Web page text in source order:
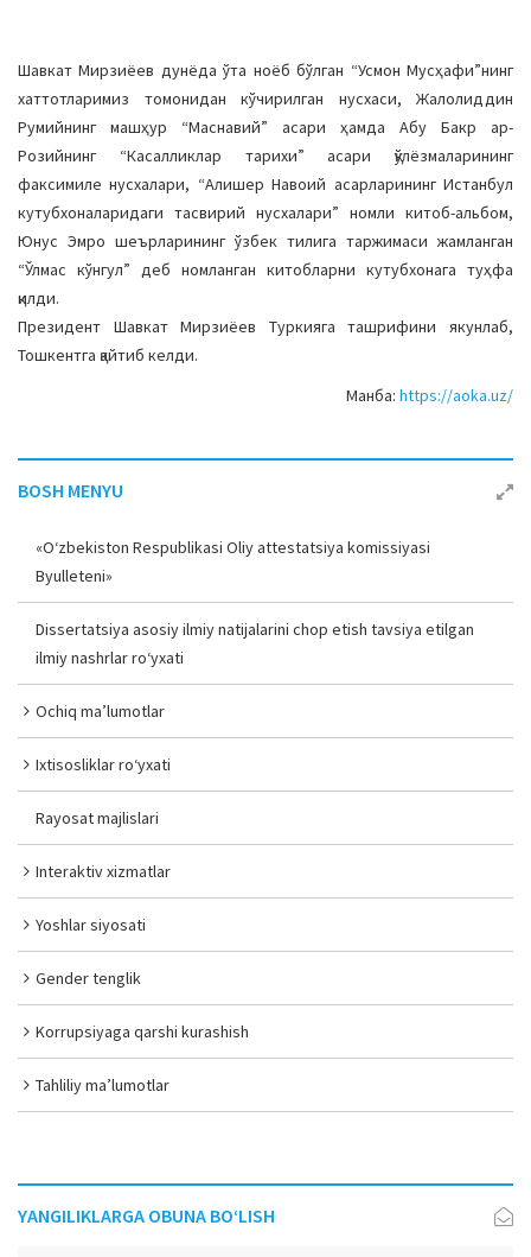
Шавкат Мирзиёев дунёда ўта ноёб бўлган “Усмон Мусҳафи”нинг
хаттотларимиз томонидан кўчирилган нусхаси, Жалолиддин
Румийнинг машҳур “Маснавий” асари ҳамда Абу Бакр ар-
Розийнинг “Касалликлар тарихи” асари қўлёзмаларининг
факсимиле нусхалари, “Алишер Навоий асарларининг Истанбул
кутубхоналаридаги тасвирий нусхалари” номли китоб-альбом,
Юнус Эмро шеърларининг ўзбек тилига таржимаси жамланган
“Ўлмас кўнгул” деб номланган китобларни кутубхонага туҳфа
қилди.
Президент Шавкат Мирзиёев Туркияга ташрифини якунлаб,
Тошкентга қайтиб келди.
Манба: https://aoka.uz/
BOSH MENYU
«O‘zbekiston Respublikasi Oliy attestatsiya komissiyasi
Byulleteni»
Dissertatsiya asosiy ilmiy natijalarini chop etish tavsiya etilgan
ilmiy nashrlar ro‘yxati
Ochiq ma’lumotlar
Ixtisosliklar ro‘yxati
Rayosat majlislari
Interaktiv xizmatlar
Yoshlar siyosati
Gender tenglik
Korrupsiyaga qarshi kurashish
Tahliliy ma’lumotlar
YANGILIKLARGA OBUNA BO‘LISH